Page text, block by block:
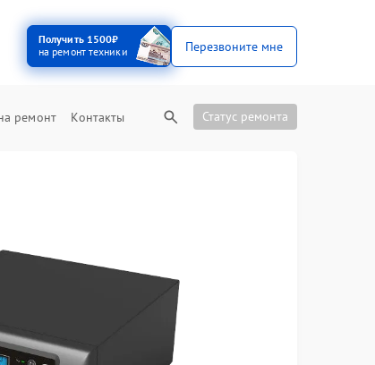
Получить 1500₽
на ремонт техники
Перезвоните мне
ремонт Контакты Статус ремонта